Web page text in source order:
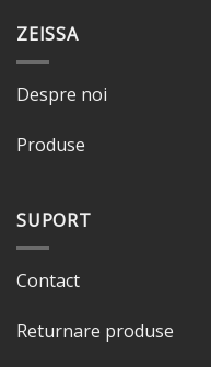
ZEISSA
Despre noi
Produse
SUPORT
Contact
Returnare produse